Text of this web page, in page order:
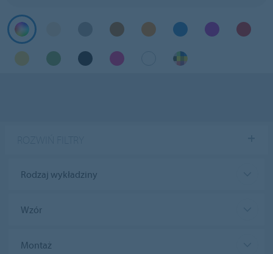
Rodzaj wykładziny
Wzór
Montaż